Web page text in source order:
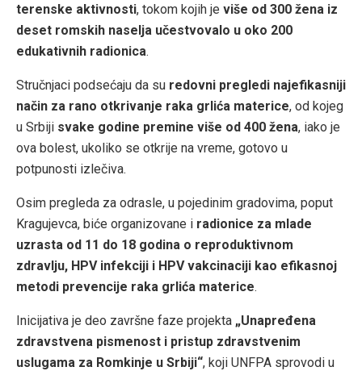
terenske aktivnosti, tokom kojih je više od 300 žena iz
deset romskih naselja učestvovalo u oko 200
edukativnih radionica.
Stručnjaci podsećaju da su redovni pregledi najefikasniji
način za rano otkrivanje raka grlića materice, od kojeg
u Srbiji svake godine premine više od 400 žena, iako je
ova bolest, ukoliko se otkrije na vreme, gotovo u
potpunosti izlečiva.
Osim pregleda za odrasle, u pojedinim gradovima, poput
Kragujevca, biće organizovane i radionice za mlade
uzrasta od 11 do 18 godina o reproduktivnom
zdravlju, HPV infekciji i HPV vakcinaciji kao efikasnoj
metodi prevencije raka grlića materice.
Inicijativa je deo završne faze projekta „Unapređena
zdravstvena pismenost i pristup zdravstvenim
uslugama za Romkinje u Srbiji“, koji UNFPA sprovodi u